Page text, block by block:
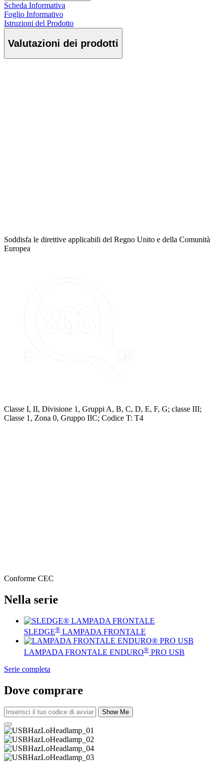
Scheda Informativa
Foglio Informativo
Istruzioni del Prodotto
Valutazioni dei prodotti
Soddisfa le direttive applicabili del Regno Unito e della Comunità
Europea
Classe I, II, Divisione 1, Gruppi A, B, C, D, E, F, G; classe III;
Classe 1, Zona 0, Gruppo IIC; Codice T: T4
Conforme CEC
Nella serie
SLEDGE® LAMPADA FRONTALE
LAMPADA FRONTALE ENDURO® PRO USB
Serie completa
Dove comprare
Show Me